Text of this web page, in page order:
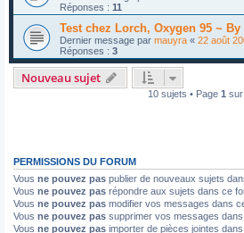
Réponses : 11
Test chez Lorch, Oxygen 95 ~ By
Dernier message par mauyra « 22 août
Réponses : 3
Nouveau sujet
10 sujets • Page 1 sur
PERMISSIONS DU FORUM
Vous ne pouvez pas publier de nouveaux sujets
Vous ne pouvez pas répondre aux sujets dans ce
Vous ne pouvez pas modifier vos messages dans
Vous ne pouvez pas supprimer vos messages
Vous ne pouvez pas importer de pièces jointes